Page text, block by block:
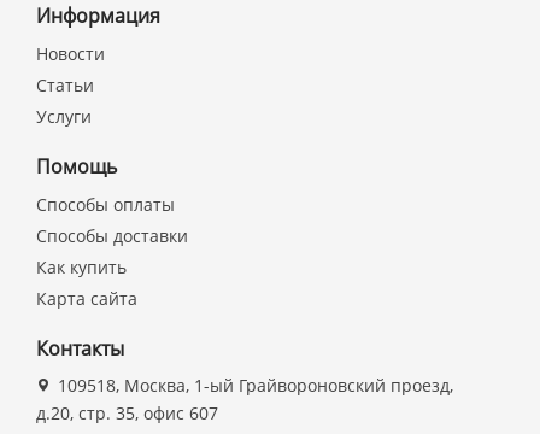
Информация
Новости
Статьи
Услуги
Помощь
Способы оплаты
Способы доставки
Как купить
Карта сайта
Контакты
109518, Москва, 1-ый Грайвороновский проезд,
д.20, стр. 35, офис 607